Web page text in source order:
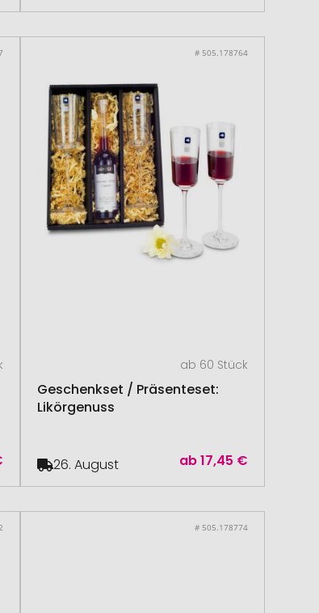
# 505.178764
ab 60 Stück
Geschenkset / Präsenteset:
Likörgenuss
ab17,45 €
26. August
# 505.178774